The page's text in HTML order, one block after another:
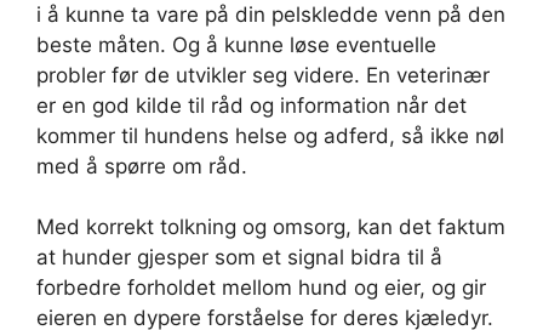
i å kunne ta vare på din pelskledde venn på den
beste måten. Og å kunne løse eventuelle
probler før de utvikler seg videre. En veterinær
er en god kilde til råd og information når det
kommer til hundens helse og adferd, så ikke nøl
med å spørre om råd.
Med korrekt tolkning og omsorg, kan det faktum
at hunder gjesper som et signal bidra til å
forbedre forholdet mellom hund og eier, og gir
eieren en dypere forståelse for deres kjæledyr.